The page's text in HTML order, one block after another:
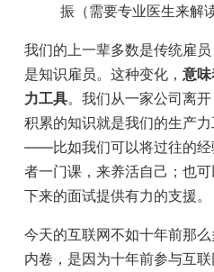
振（需要专业医生来解
我们的上一辈多数是传统雇
是知识雇员。这种变化， 意
力工具。我们从一家公司离
积累的知识就是我们的生产力
——比如我们可以将过往的经
者一门课，来养活自己；也
下来的面试提供有力的支援。
今天的互联网不如十年前那
内卷，是因为十年前参与互